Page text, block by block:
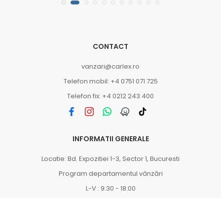
CONTACT
vanzari@carlex.ro
Telefon mobil: +4 0751 071 725
Telefon fix: +4 0212 243 400
INFORMATII GENERALE
Locatie: Bd. Expozitiei 1-3, Sector 1, Bucuresti
Program departamentul vânzări
L-V : 9:30 - 18:00